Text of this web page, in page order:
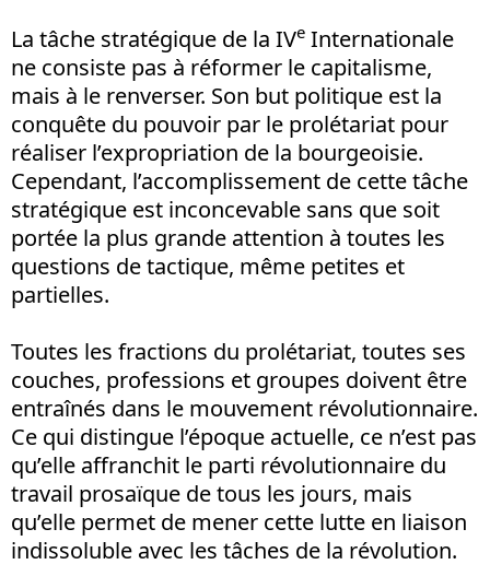
La tâche stratégique de la IVe Internationale
ne consiste pas à réformer le capitalisme,
mais à le renverser. Son but politique est la
conquête du pouvoir par le prolétariat pour
réaliser l’expropriation de la bourgeoisie.
Cependant, l’accomplissement de cette tâche
stratégique est inconcevable sans que soit
portée la plus grande attention à toutes les
questions de tactique, même petites et
partielles.
Toutes les fractions du prolétariat, toutes ses
couches, professions et groupes doivent être
entraînés dans le mouvement révolutionnaire.
Ce qui distingue l’époque actuelle, ce n’est pas
qu’elle affranchit le parti révolutionnaire du
travail prosaïque de tous les jours, mais
qu’elle permet de mener cette lutte en liaison
indissoluble avec les tâches de la révolution.